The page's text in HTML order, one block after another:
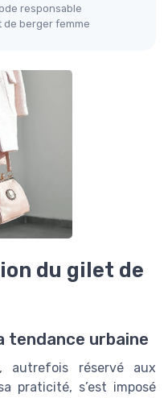
responsable
berger femme
du gilet de
tendance urbaine
autrefois réservé aux
praticité, s’est imposé